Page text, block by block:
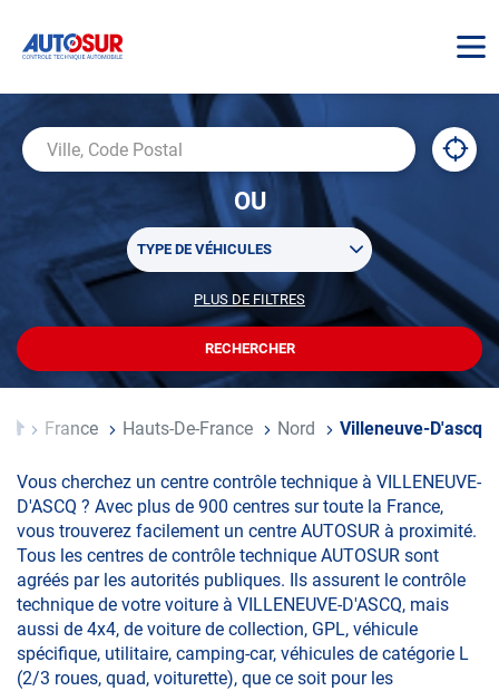
Code
Postal
À
,
OU
Sélectionner
un
plusieurs
recherche
TYPE DE VÉHICULES
PLUS DE FILTRES
POUR
PERSONNALISER
VOTRE
RECHERCHE
RECHERCHER
UN
CENTRE
AUTOSUR
AccueilFrance Hauts-De-France Nord Villeneuve-D'ascq
Vous cherchez un centre contrôle technique à VILLENEUVE-
D'ASCQ ? Avec plus de 900 centres sur toute la France,
vous trouverez facilement un centre AUTOSUR à proximité.
Tous les centres de contrôle technique AUTOSUR sont
agréés par les autorités publiques. Ils assurent le contrôle
technique de votre voiture à VILLENEUVE-D'ASCQ, mais
aussi de 4x4, de voiture de collection, GPL, véhicule
spécifique, utilitaire, camping-car, véhicules de catégorie L
(2/3 roues, quad, voiturette), que ce soit pour les